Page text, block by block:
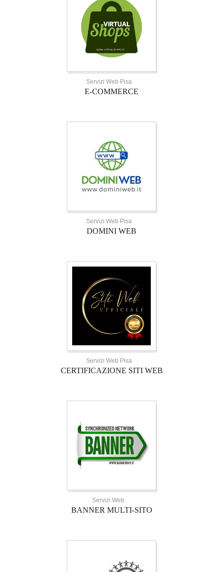
Servizi Web Pisa
E-COMMERCE
Servizi Web Pisa
DOMINI WEB
Servizi Web Pisa
CERTIFICAZIONE SITI WEB
Servizi Web
BANNER MULTI-SITO